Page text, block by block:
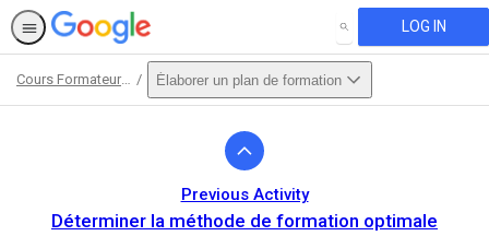
SEARCH LOG IN
Cours Formateur certifié Élaborer un plan de formation
Previous Activity
Déterminer la méthode de formation optimale